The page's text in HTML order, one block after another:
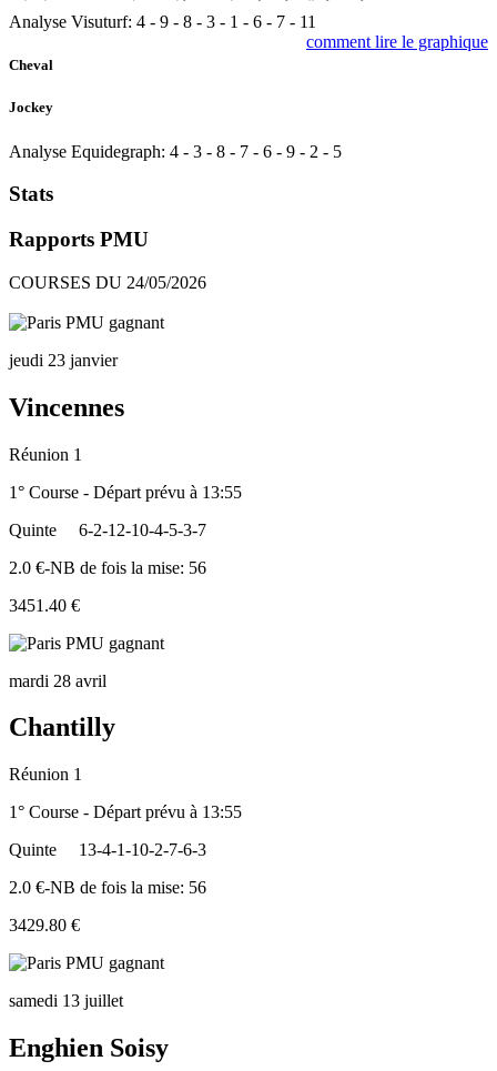
Analyse Visuturf: 4 - 9 - 8 - 3 - 1 - 6 - 7 - 11
comment lire le graphique
Cheval
Jockey
Analyse Equidegraph: 4 - 3 - 8 - 7 - 6 - 9 - 2 - 5
Stats
Rapports PMU
COURSES DU 24/05/2026
jeudi 23 janvier
Vincennes
Réunion 1
1° Course - Départ prévu à 13:55
Quinte
6-2-12-10-4-5-3-7
2.0 €-NB de fois la mise: 56
3451.40 €
mardi 28 avril
Chantilly
Réunion 1
1° Course - Départ prévu à 13:55
Quinte
13-4-1-10-2-7-6-3
2.0 €-NB de fois la mise: 56
3429.80 €
samedi 13 juillet
Enghien Soisy